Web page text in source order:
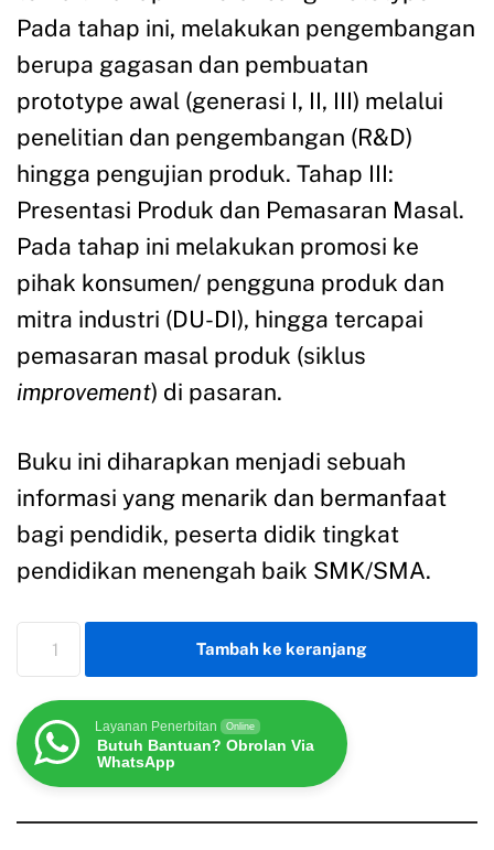
Pada tahap ini, melakukan pengembangan
berupa gagasan dan pembuatan
prototype awal (generasi I, II, III) melalui
penelitian dan pengembangan (R&D)
hingga pengujian produk. Tahap III:
Presentasi Produk dan Pemasaran Masal.
Pada tahap ini melakukan promosi ke
pihak konsumen/ pengguna produk dan
mitra industri (DU-DI), hingga tercapai
pemasaran masal produk (siklus
improvement) di pasaran.
Buku ini diharapkan menjadi sebuah
informasi yang menarik dan bermanfaat
bagi pendidik, peserta didik tingkat
pendidikan menengah baik SMK/SMA.
Tambah ke keranjang
Layanan Penerbitan Online
Butuh Bantuan? Obrolan Via
WhatsApp